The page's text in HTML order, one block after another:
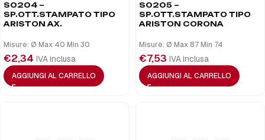
S0204 –
SP.OTT.STAMPATO TIPO
ARISTON AX.
Misure: Ø Max 40 Min 30
€2,34 IVA inclusa
AGGIUNGI AL CARRELLO
S0205 –
SP.OTT.STAMPATO TIPO
ARISTON CORONA
Misure: Ø Max 87 Min 74
€7,53 IVA inclusa
AGGIUNGI AL CARRELLO